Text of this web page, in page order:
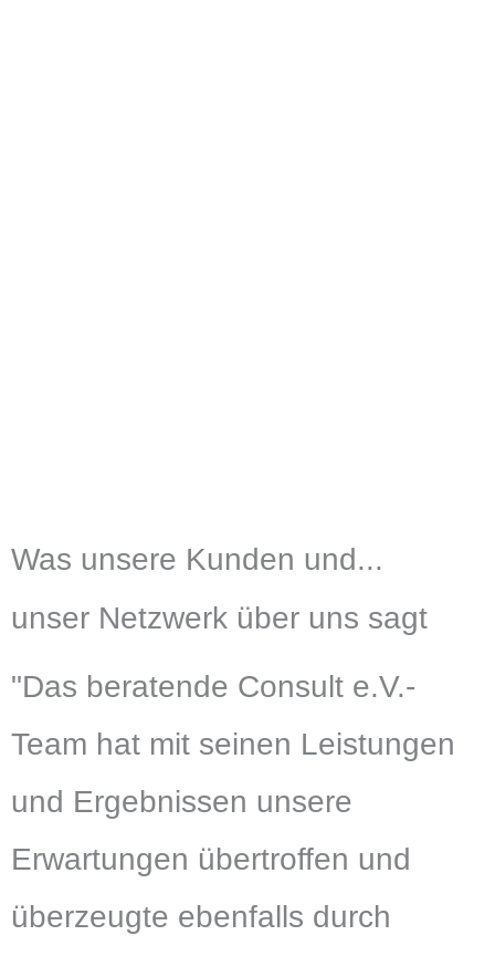
Was unsere Kunden und...
unser Netzwerk über uns sagt
"Das beratende Consult e.V.-
Team hat mit seinen Leistungen
und Ergebnissen unsere
Erwartungen übertroffen und
überzeugte ebenfalls durch